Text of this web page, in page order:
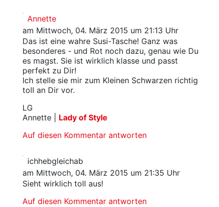
Annette
am Mittwoch, 04. März 2015 um 21:13 Uhr
Das ist eine wahre Susi-Tasche! Ganz was
besonderes - und Rot noch dazu, genau wie Du
es magst. Sie ist wirklich klasse und passt
perfekt zu Dir!
Ich stelle sie mir zum Kleinen Schwarzen richtig
toll an Dir vor.
LG
Annette | Lady of Style
Auf diesen Kommentar antworten
ichhebgleichab
am Mittwoch, 04. März 2015 um 21:35 Uhr
Sieht wirklich toll aus!
Auf diesen Kommentar antworten